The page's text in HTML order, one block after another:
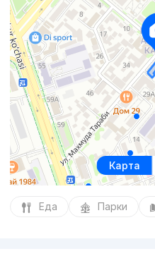
Карта
Еда Парки